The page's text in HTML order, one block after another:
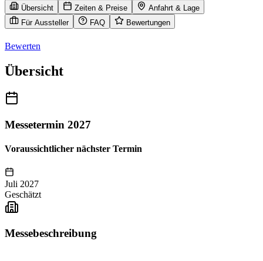
Übersicht Zeiten & Preise
Anfahrt & Lage
Für Aussteller
FAQ Bewertungen
Bewerten
Übersicht
Messetermin 2027
Voraussichtlicher nächster Termin
Juli 2027
Geschätzt
Messebeschreibung